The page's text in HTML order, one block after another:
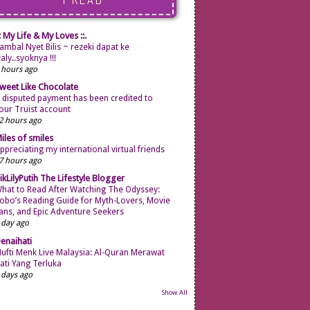
(21)
(69)
(68)
(87)
(120)
(176)
(225)
(248)
(270)
(277)
(239)
(189)
(7)
My Life & My Loves ::.
Nyet Bilis ~ rezeki dapat ke
!!!
hours ago
Like Chocolate
disputed payment has been credited to
Truist account
hours ago
of smiles
my international virtual friends
hours ago
The Lifestyle Blogger
to Read After Watching The Odyssey:
Reading Guide for Myth-Lovers, Movie
and Epic Adventure Seekers
day ago
Menk Live Malaysia: Al-Quran Merawat
Yang Terluka
days ago
Show All